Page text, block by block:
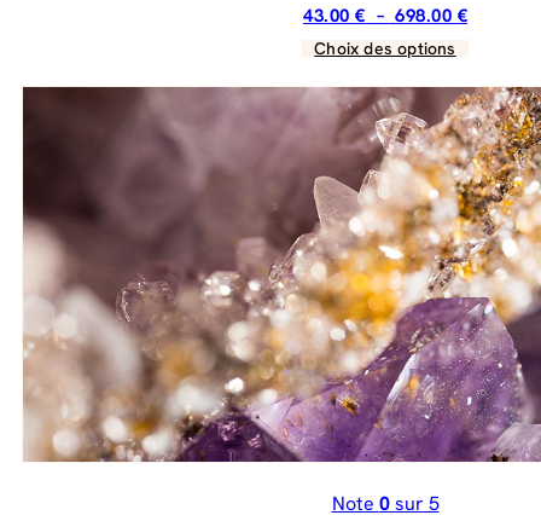
43.00 € – 698.00 €Plage
43.00 €
à
698.00 €
Choix des options
Ce
produit
a
plusieurs
variations.
Les
options
peuvent
être
choisies
sur
la
page
du
produit
Note 0sur 5